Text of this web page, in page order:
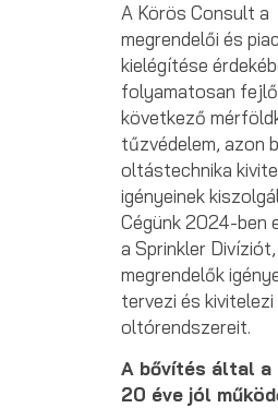
A Körös Consult a
megrendelői és
kielégítése
folyamatosan
következő
tűzvédelem, azon
oltástechnika
igényeinek
Cégünk 2024-ben
a Sprinkler
megrendelők
tervezi és kivitelezi
oltórendszereit.
A bővítés által a
20 éve jól